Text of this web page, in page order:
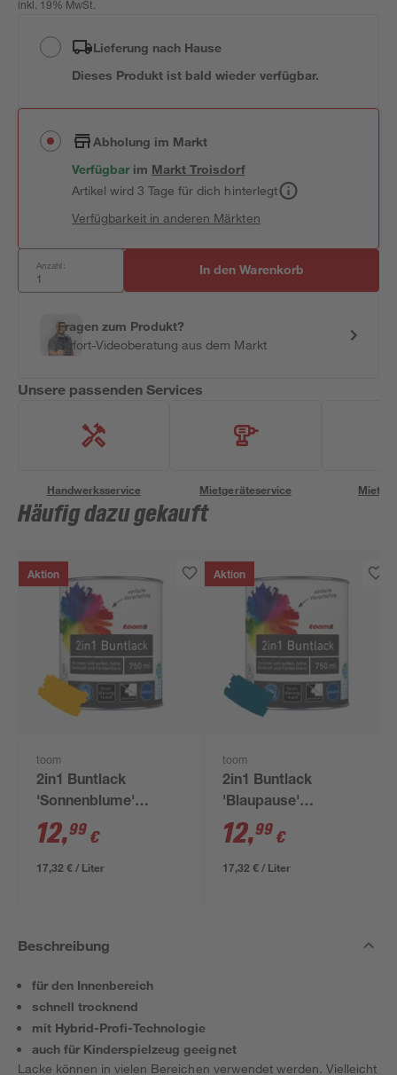
inkl. 19% MwSt.
Lieferung nach Hause
Dieses Produkt ist bald wieder verfügbar.
Abholung im Markt
Verfügbar im MarktTroisdorf
Artikel wird 3 Tage für dich hinterlegt
Verfügbarkeit in anderen Märkten
Anzahl: In den Warenkorb
Fragen zum Produkt?
Sofort-Videoberatung aus dem Markt
Unsere passenden Services
Handwerksservice Mietgeräteservice
Häufig dazu gekauft
Aktion
toom
2in1 Buntlack
'Sonnenblume'
orangegelb glänzend
750 ml
12,99 €
17,32 € / Liter
Aktion
toom
2in1 Buntlack
'Blaupause'
enzianblau glänzend
750 ml
12,99 €
17,32 € / Liter
Beschreibung
für den Innenbereich
schnell trocknend
mit Hybrid-Profi-Technologie
auch für Kinderspielzeug geeignet
Lacke können in vielen Bereichen verwendet werden. Vielleicht